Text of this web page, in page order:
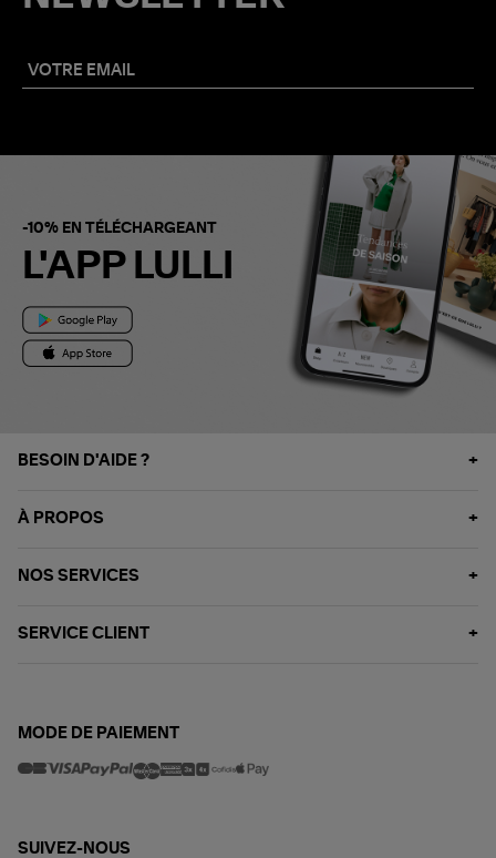
-10% EN TÉLÉCHARGEANT
L'APP LULLI
BESOIN D'AIDE ?
À PROPOS
NOS SERVICES
SERVICE CLIENT
MODE DE PAIEMENT
SUIVEZ-NOUS